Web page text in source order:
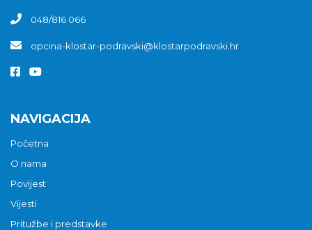
048/816 066
opcina-klostar-podravski@klostarpodravski.hr
NAVIGACIJA
Početna
O nama
Povijest
Vijesti
Pritužbe i predstavke